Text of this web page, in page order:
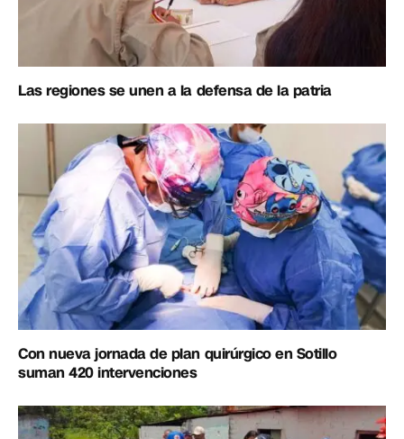
Las regiones se unen a la defensa de la patria
Con nueva jornada de plan quirúrgico en Sotillo
suman 420 intervenciones